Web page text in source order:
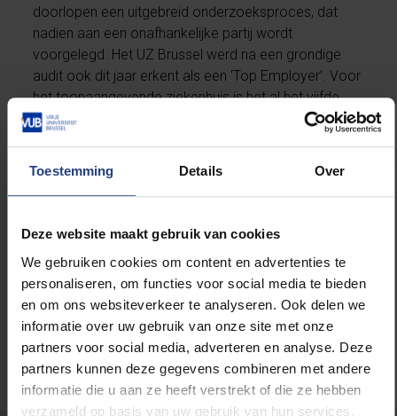
Toestemming Details Over
Deze website maakt gebruik van cookies
We gebruiken cookies om content en advertenties te
personaliseren, om functies voor social media te bieden
en om ons websiteverkeer te analyseren. Ook delen we
informatie over uw gebruik van onze site met onze
partners voor social media, adverteren en analyse. Deze
partners kunnen deze gegevens combineren met andere
informatie die u aan ze heeft verstrekt of die ze hebben
verzameld op basis van uw gebruik van hun services.
doorlopen een uitgebreid onderzoeksproces, dat
nadien aan een onafhankelijke partij wordt
voorgelegd. Het UZ Brussel werd na een grondige
audit ook dit jaar erkent als een ‘Top Employer’. Voor
het toonaangevende ziekenhuis is het al het vijfde
jaar op rij dat ze de label weten te strikken.
Maatschappij en engagement